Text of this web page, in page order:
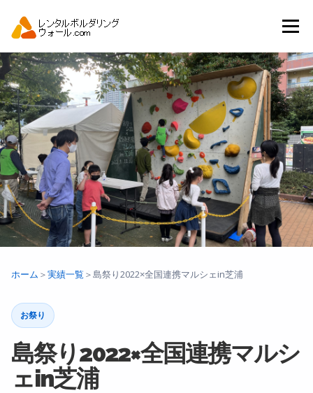
ツ
へ
ス
キ
ッ
プ
メニュー
トップ 自動見積り 商品一覧
アーバンスポーツイベント.JP
ホーム ＞実績一覧 ＞島祭り2022×全国連携マルシェin芝浦
お祭り
島祭り2022×全国連携マルシ
ェin芝浦